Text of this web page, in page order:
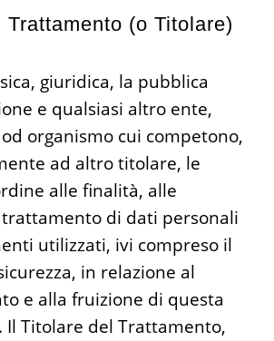
Trattamento (o Titolare)
giuridica, la pubblica
e qualsiasi altro ente,
organismo cui competono,
ad altro titolare, le
alle finalità, alle
di dati personali
utilizzati, ivi compreso il
in relazione al
e alla fruizione di questa
Il Titolare del Trattamento,